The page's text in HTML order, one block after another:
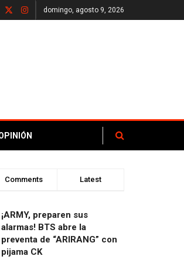
domingo, agosto 9, 2026
Comments Latest
¡ARMY, preparen sus
alarmas! BTS abre la
preventa de “ARIRANG” con
pijama CK